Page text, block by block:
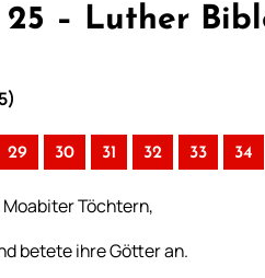
– Luther
29 30 31 32 33 34
Moabiter Töchtern,
betete ihre Götter an.